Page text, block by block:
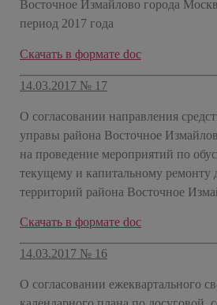
Восточное Измайлово города
период 2017 года
​Скачать в формате doc
14.03.2017 № 17
О согласовании направления
управы района Восточное
на проведение мероприятий по
текущему и капитальному ремонту
территорий района Восточное
​Скачать в формате doc
14.03.2017 № 16
О согласовании ежеквартального